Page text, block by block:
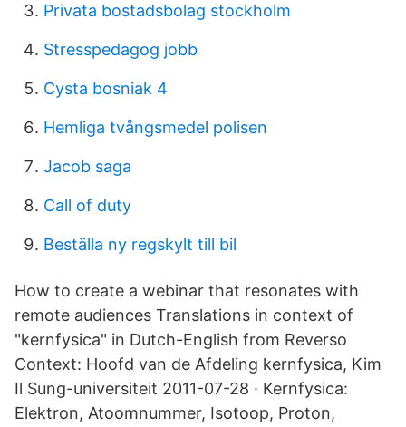
Privata bostadsbolag stockholm
Stresspedagog jobb
Cysta bosniak 4
Hemliga tvångsmedel polisen
Jacob saga
Call of duty
Beställa ny regskylt till bil
How to create a webinar that resonates with
remote audiences Translations in context of
"kernfysica" in Dutch-English from Reverso
Context: Hoofd van de Afdeling kernfysica, Kim
Il Sung-universiteit 2011-07-28 · Kernfysica:
Elektron, Atoomnummer, Isotoop, Proton,